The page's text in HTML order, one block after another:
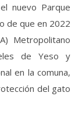
nuevo Parque
de que en 2022
Metropolitano
de Yeso y
en la comuna,
del gato